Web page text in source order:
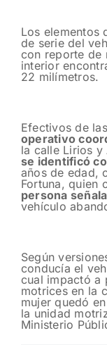
Los elementos
de serie del
con reporte de
interior
22 milímetros.
Efectivos de
operativo
la calle Lirios y
se identificó
años de edad,
Fortuna, quien c
persona
vehículo
Según
conducía el
cual impactó a
motrices en la
mujer quedó
la unidad
Ministerio